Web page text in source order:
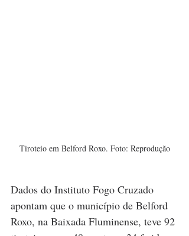
Tiroteio em Belford Roxo. Foto: Reprodução
Dados do Instituto Fogo Cruzado
apontam que o município de Belford
Roxo, na Baixada Fluminense, teve 92